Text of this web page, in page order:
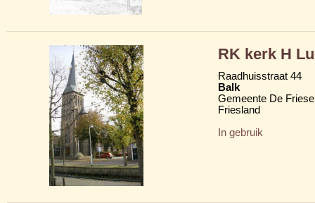
RK kerk H
Raadhuisstraat 44
Balk
Gemeente De
Friesland
In gebruik